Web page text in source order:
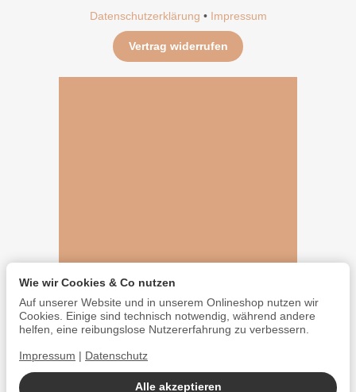
Datenschutzerklärung • Impressum
Vertrag widerrufen
Alle akzeptieren
Wie wir Cookies & Co nutzen
Auf unserer Website und in unserem Onlineshop nutzen wir
Cookies. Einige sind technisch notwendig, während andere
helfen, eine reibungslose Nutzererfahrung zu verbessern.
Impressum Datenschutz